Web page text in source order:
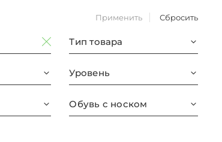
Применить Сбросить
Тип товара
Уровень
Обувь с носком